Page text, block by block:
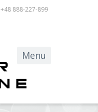
+48 888-227-899